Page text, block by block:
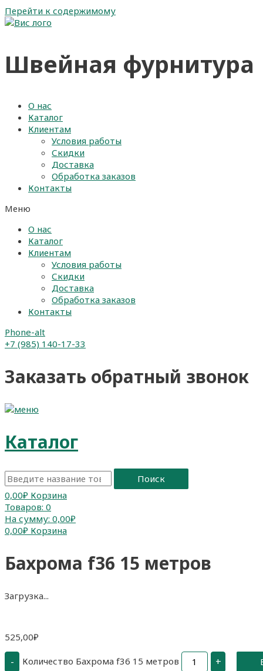
Перейти к содержимому
Швейная фурнитура
О нас
Каталог
Клиентам
Условия работы
Скидки
Доставка
Обработка заказов
Контакты
Меню
О нас
Каталог
Клиентам
Условия работы
Скидки
Доставка
Обработка заказов
Контакты
Phone-alt
+7 (985) 140-17-33
Заказать обратный звонок
Каталог
Поиск
0,00₽ Корзина
Товаров: 0
На сумму: 0,00₽
0,00₽ Корзина
Бахрома f36 15 метров
Загрузка...
525,00₽
- Количество Бахрома f36 15 метров +